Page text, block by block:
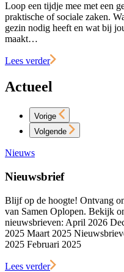
Loop een tijdje mee met een
praktische of sociale zaken.
gezin nodig heeft en wat bij
maakt…
Lees verder
Actueel
Vorige
Volgende
Nieuws
Nieuwsbrief
Blijf op de hoogte! Ontvang
van Samen Oplopen. Bekijk
nieuwsbrieven: April 2026
2025 Maart 2025
2025 Februari 2025
Lees verder